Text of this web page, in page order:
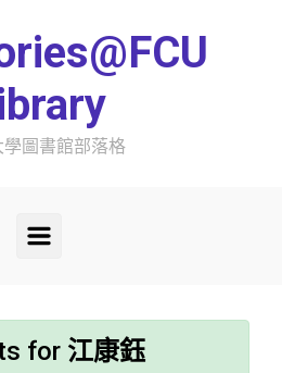
學圖書館部落格
for 江康鈺